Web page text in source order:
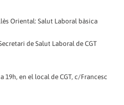
Oriental: Salut Laboral bàsica
de Salut Laboral de CGT
19h, en el local de CGT, c/Francesc